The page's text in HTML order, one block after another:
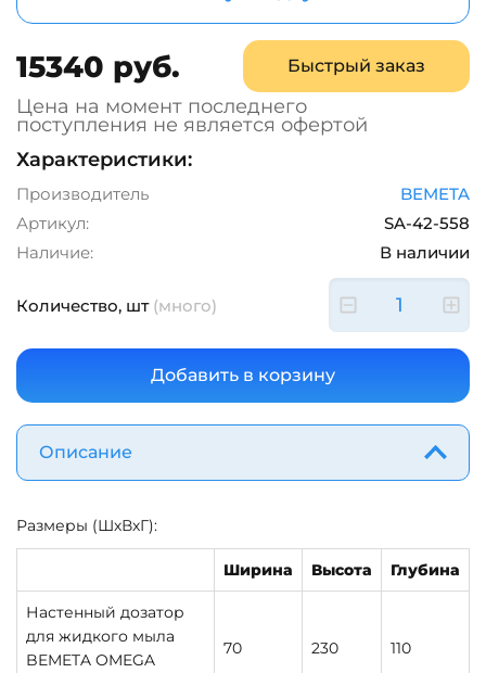
15340 руб. Быстрый заказ
Цена на момент последнего
поступления не является офертой
Характеристики:
Производитель
BEMETA
Артикул:
SA-42-558
Наличие:
В наличии
Количество, шт (много)
Описание
Размеры (ШхВхГ):
Ширина Высота Глубина
Настенный дозатор
для жидкого мыла
BEMETA OMEGA
70 230 110